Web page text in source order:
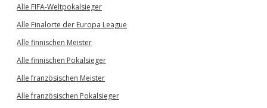
Alle FIFA-Weltpokalsieger
Alle Finalorte der Europa League
Alle finnischen Meister
Alle finnischen Pokalsieger
Alle französischen Meister
Alle französischen Pokalsieger